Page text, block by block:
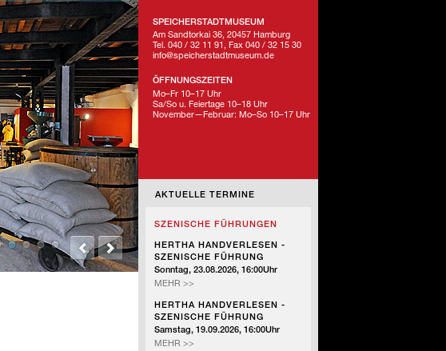
SPEICHERSTADTMUSEUM
Am Sandtorkai 36, 20457 Hamburg
Tel. 040 / 32 11 91, Fax 040 / 32 15 30
info@speicherstadtmuseum.de
ÖFFNUNGSZEITEN
Mo–Fr 10–17 Uhr
Sa/So u. Feiertage 10–18 Uhr
November—Februar: Mo–So 10–17 Uhr
AKTUELLE TERMINE
SZENISCHE FÜHRUNGEN
HERTHA HANDVERLESEN -
SZENISCHE FÜHRUNG
Sonntag, 23.08.2026, 16:00Uhr
MEHR >>HERTHA
-
SZENISCHE
FÜHRUNG
HERTHA HANDVERLESEN -
SZENISCHE FÜHRUNG
Samstag, 19.09.2026, 16:00Uhr
MEHR >>HERTHA